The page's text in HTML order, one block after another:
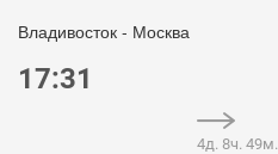
Владивосток - Москва
17:31
4д. 8ч. 49м.